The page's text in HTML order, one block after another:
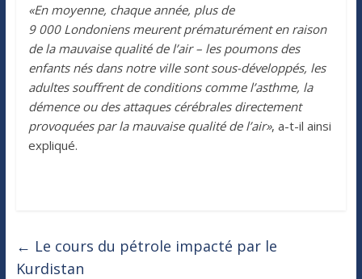
«En moyenne, chaque année, plus de
9 000 Londoniens meurent prématurément en raison
de la mauvaise qualité de l’air – les poumons des
enfants nés dans notre ville sont sous-développés, les
adultes souffrent de conditions comme l’asthme, la
démence ou des attaques cérébrales directement
provoquées par la mauvaise qualité de l’air», a-t-il ainsi
expliqué.
← Le cours du pétrole impacté par le
Kurdistan